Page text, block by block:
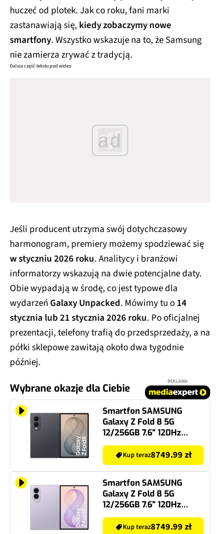
huczeć od plotek. Jak co roku, fani marki
zastanawiają się, kiedy zobaczymy nowe
smartfony. Wszystko wskazuje na to, że Samsung
nie zamierza zrywać z tradycją.
Dalsza część tekstu pod wideo
ad
Jeśli producent utrzyma swój dotychczasowy
harmonogram, premiery możemy spodziewać się
w styczniu 2026 roku. Analitycy i branżowi
informatorzy wskazują na dwie potencjalne daty.
Obie wypadają w środę, co jest typowe dla
wydarzeń Galaxy Unpacked. Mówimy tu o14
stycznia lub 21 stycznia 2026 roku. Po oficjalnej
prezentacji, telefony trafią do przedsprzedaży, a na
półki sklepowe zawitają około dwa tygodnie
później.
Wybrane okazje dla Ciebie
REKLAMA
Smartfon SAMSUNG
Galaxy Z Fold 8 5G
12/256GB 7.6" 120Hz
Grafitowy SM-F971
Kup teraz8749.99 zł
Smartfon SAMSUNG
Galaxy Z Fold 8 5G
12/256GB 7.6" 120Hz
Fioletowy SM-F971
Kup teraz8749.99 zł